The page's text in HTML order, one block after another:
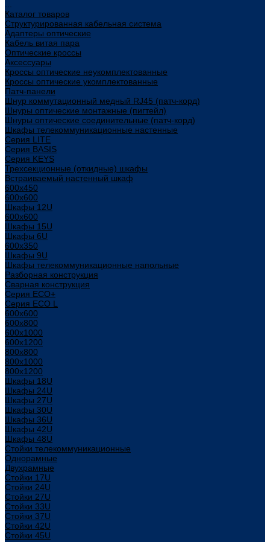
Каталог товаров
Структурированная кабельная система
Адаптеры оптические
Кабель витая пара
Оптические кроссы
Аксессуары
Кроссы оптические неукомплектованные
Кроссы оптические укомплектованные
Патч-панели
Шнур коммутационный медный RJ45 (патч-корд)
Шнуры оптические монтажные (пигтейл)
Шнуры оптические соединительные (патч-корд)
Шкафы телекоммуникационные настенные
Cерия LITE
Cерия BASIS
Cерия KEYS
Трехсекционные (откидные) шкафы
Встраиваемый настенный шкаф
600x450
600x600
Шкафы 12U
600x600
Шкафы 15U
Шкафы 6U
600x350
Шкафы 9U
Шкафы телекоммуникационные напольные
Разборная конструкция
Сварная конструкция
Серия ECO+
Серия ECO L
600x600
600x800
600х1000
600х1200
800x800
800х1000
800х1200
Шкафы 18U
Шкафы 24U
Шкафы 27U
Шкафы 30U
Шкафы 36U
Шкафы 42U
Шкафы 48U
Стойки телекоммуникационные
Однорамные
Двухрамные
Стойки 17U
Стойки 24U
Стойки 27U
Стойки 33U
Стойки 37U
Стойки 42U
Стойки 45U